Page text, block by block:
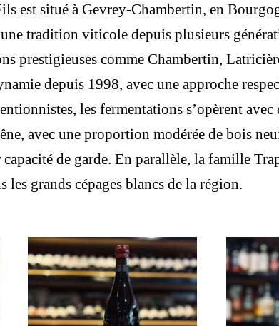
est situé à Gevrey-Chambertin, en
tradition viticole depuis plusieurs
prestigieuses comme Chambertin,
depuis 1998, avec une approche
les fermentations s’opèrent avec
avec une proportion modérée de bois
de garde. En parallèle, la famille
les grands cépages blancs de la région.